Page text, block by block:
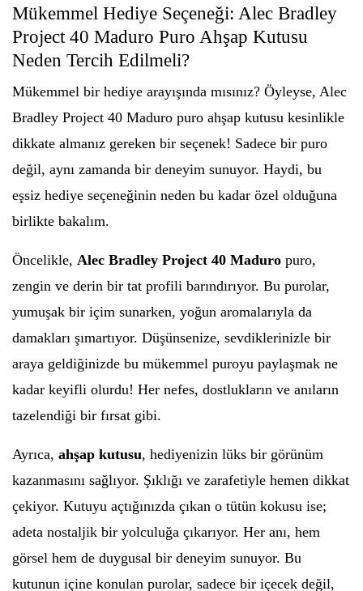
Mükemmel Hediye Seçeneği: Alec Bradley
Project 40 Maduro Puro Ahşap Kutusu
Neden Tercih Edilmeli?
Mükemmel bir hediye arayışında mısınız? Öyleyse, Alec
Bradley Project 40 Maduro puro ahşap kutusu kesinlikle
dikkate almanız gereken bir seçenek! Sadece bir puro
değil, aynı zamanda bir deneyim sunuyor. Haydi, bu
eşsiz hediye seçeneğinin neden bu kadar özel olduğuna
birlikte bakalım.
Öncelikle, Alec Bradley Project 40 Maduro puro,
zengin ve derin bir tat profili barındırıyor. Bu purolar,
yumuşak bir içim sunarken, yoğun aromalarıyla da
damakları şımartıyor. Düşünsenize, sevdiklerinizle bir
araya geldiğinizde bu mükemmel puroyu paylaşmak ne
kadar keyifli olurdu! Her nefes, dostlukların ve anıların
tazelendiği bir fırsat gibi.
Ayrıca, ahşap kutusu, hediyenizin lüks bir görünüm
kazanmasını sağlıyor. Şıklığı ve zarafetiyle hemen dikkat
çekiyor. Kutuyu açtığınızda çıkan o tütün kokusu ise;
adeta nostaljik bir yolculuğa çıkarıyor. Her anı, hem
görsel hem de duygusal bir deneyim sunuyor. Bu
kutunun içine konulan purolar, sadece bir içecek değil,